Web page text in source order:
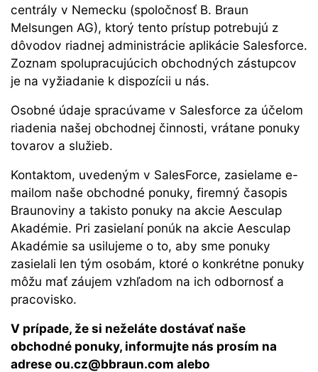
centrály v Nemecku (spoločnosť B. Braun
Melsungen AG), ktorý tento prístup potrebujú z
dôvodov riadnej administrácie aplikácie Salesforce.
Zoznam spolupracujúcich obchodných zástupcov
je na vyžiadanie k dispozícii u nás.
Osobné údaje spracúvame v Salesforce za účelom
riadenia našej obchodnej činnosti, vrátane ponuky
tovarov a služieb.
Kontaktom, uvedeným v SalesForce, zasielame e-
mailom naše obchodné ponuky, firemný časopis
Braunoviny a takisto ponuky na akcie Aesculap
Akadémie. Pri zasielaní ponúk na akcie Aesculap
Akadémie sa usilujeme o to, aby sme ponuky
zasielali len tým osobám, ktoré o konkrétne ponuky
môžu mať záujem vzhľadom na ich odbornosť a
pracovisko.
V prípade, že si neželáte dostávať naše
obchodné ponuky, informujte nás prosím na
adrese ou.cz@bbraun.com alebo